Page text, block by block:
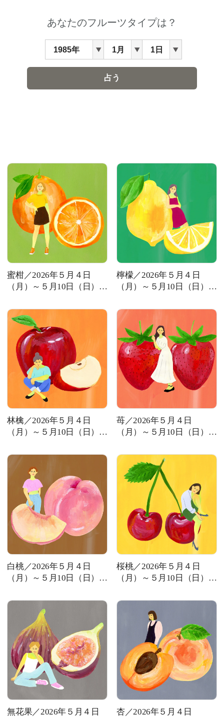
会員登録
Log in or Sign up
SPUR読者のためのメンバーシッププログラム
FOLLOW US
SPUR 2026 JULY
2026年9月号
2026-07-23発売
最新号を試し読み
蜜柑／2026年５月４日
（月）～５月10日（日）の
檸檬／2026年５月４日
（月）～５月10日（日）の
林檎／2026年５月４日
（月）～５月10日（日）の
苺／2026年５月４日
（月）～５月10日（日）の
白桃／2026年５月４日
（月）～５月10日（日）の
桜桃／2026年５月４日
（月）～５月10日（日）の
無花果／2026年５月４日
杏／2026年５月４日